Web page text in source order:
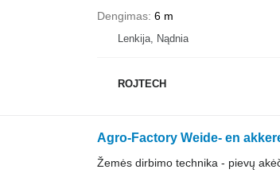
Dengimas 6 m
Lenkija, Nądnia
ROJTECH
Agro-Factory Weide- en
Žemės dirbimo technika - pievų